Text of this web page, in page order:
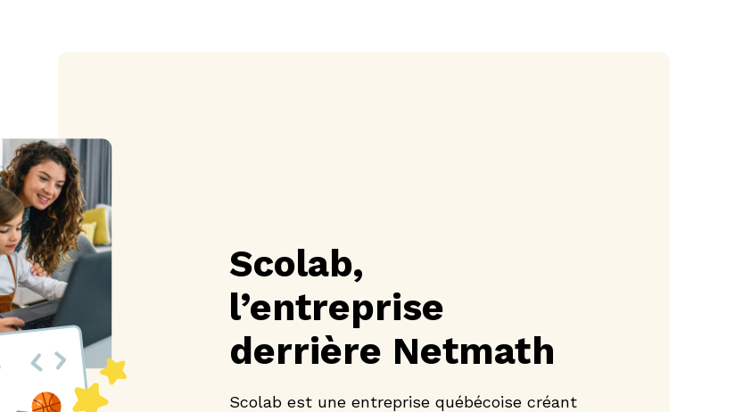
Scolab,
l’entreprise
derrière Netmath
Scolab est une entreprise québécoise créant